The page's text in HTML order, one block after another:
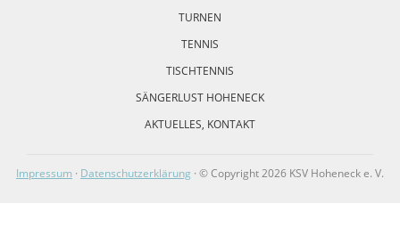
TURNEN
TENNIS
TISCHTENNIS
SÄNGERLUST HOHENECK
AKTUELLES, KONTAKT
Impressum · Datenschutzerklärung · © Copyright 2026 KSV Hoheneck e. V.